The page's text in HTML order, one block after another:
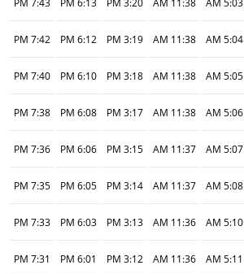
5:03 AM
11:38 AM
3:20 PM
6:13 PM
7:43 PM
5:04 AM
11:38 AM
3:19 PM
6:12 PM
7:42 PM
5:05 AM
11:38 AM
3:18 PM
6:10 PM
7:40 PM
5:06 AM
11:38 AM
3:17 PM
6:08 PM
7:38 PM
5:07 AM
11:37 AM
3:15 PM
6:06 PM
7:36 PM
5:08 AM
11:37 AM
3:14 PM
6:05 PM
7:35 PM
5:10 AM
11:36 AM
3:13 PM
6:03 PM
7:33 PM
5:11 AM
11:36 AM
3:12 PM
6:01 PM
7:31 PM